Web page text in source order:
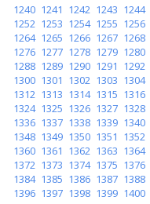
1240 1241 1242 1243 1244
1252 1253 1254 1255 1256
1264 1265 1266 1267 1268
1276 1277 1278 1279 1280
1288 1289 1290 1291 1292
1300 1301 1302 1303 1304
1312 1313 1314 1315 1316
1324 1325 1326 1327 1328
1336 1337 1338 1339 1340
1348 1349 1350 1351 1352
1360 1361 1362 1363 1364
1372 1373 1374 1375 1376
1384 1385 1386 1387 1388
1396 1397 1398 1399 1400